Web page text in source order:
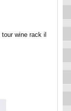
wine rack il